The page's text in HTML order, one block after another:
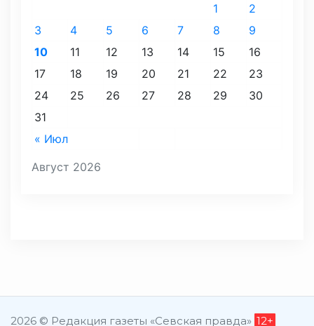
Август 2026
« Июл
1
2
3
4 5 6 7 8
9
10
11 12 13 14 15
16
17
18 19 20 21 22
23
24
25 26 27 28 29
30
31
2026 © Редакция газеты «Севская правда» 12+